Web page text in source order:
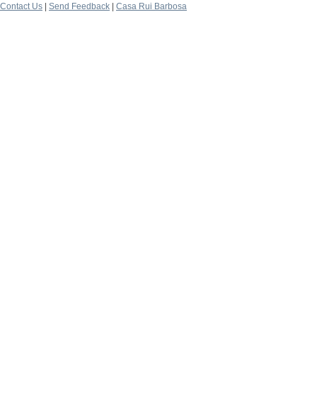
Contact Us
Send Feedback Casa Rui Barbosa